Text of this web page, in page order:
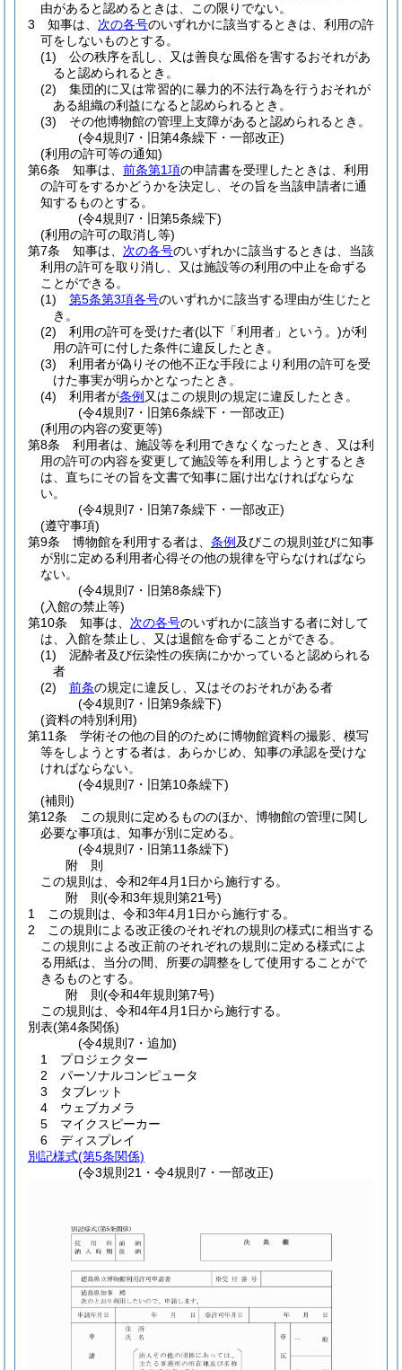
由があると認めるときは、この限りでない。
3
知事は、 次の各号のいずれかに該当するときは、利用の許
可をしないものとする。
(1)
公の秩序を乱し、又は善良な風俗を害するおそれがあ
ると認められるとき。
(2)
集団的に又は常習的に暴力的不法行為を行うおそれが
ある組織の利益になると認められるとき。
(3)
その他博物館の管理上支障があると認められるとき。
(令4規則7・旧第4条繰下・一部改正)
(利用の許可等の通知)
第6条
知事は、 前条第1項の申請書を受理したときは、利用
の許可をするかどうかを決定し、その旨を当該申請者に通
知するものとする。
(令4規則7・旧第5条繰下)
(利用の許可の取消し等)
第7条
知事は、 次の各号のいずれかに該当するときは、当該
利用の許可を取り消し、又は施設等の利用の中止を命ずる
ことができる。
(1)
第5条第3項各号のいずれかに該当する理由が生じたと
き。
(2)
利用の許可を受けた者(以下「利用者」という。)が利
用の許可に付した条件に違反したとき。
(3)
利用者が偽りその他不正な手段により利用の許可を受
けた事実が明らかとなったとき。
(4)
利用者が条例 又はこの規則の規定に違反したとき。
(令4規則7・旧第6条繰下・一部改正)
(利用の内容の変更等)
第8条
利用者は、施設等を利用できなくなったとき、又は利
用の許可の内容を変更して施設等を利用しようとするとき
は、直ちにその旨を文書で知事に届け出なければならな
い。
(令4規則7・旧第7条繰下・一部改正)
(遵守事項)
第9条
博物館を利用する者は、 条例 及びこの規則並びに知事
が別に定める利用者心得その他の規律を守らなければなら
ない。
(令4規則7・旧第8条繰下)
(入館の禁止等)
第10条
知事は、 次の各号のいずれかに該当する者に対して
は、入館を禁止し、又は退館を命ずることができる。
(1)
泥酔者及び伝染性の疾病にかかっていると認められる
者
(2)
前条の規定に違反し、又はそのおそれがある者
(令4規則7・旧第9条繰下)
(資料の特別利用)
第11条
学術その他の目的のために博物館資料の撮影、模写
等をしようとする者は、あらかじめ、知事の承認を受けな
ければならない。
(令4規則7・旧第10条繰下)
(補則)
第12条
この規則に定めるもののほか、博物館の管理に関し
必要な事項は、知事が別に定める。
(令4規則7・旧第11条繰下)
附 則
この規則は、令和2年4月1日から施行する。
附 則(令和3年規則第21号)
1
この規則は、令和3年4月1日から施行する。
2
この規則による改正後のそれぞれの規則の様式に相当する
この規則による改正前のそれぞれの規則に定める様式によ
る用紙は、当分の間、所要の調整をして使用することがで
きるものとする。
附 則(令和4年規則第7号)
この規則は、令和4年4月1日から施行する。
別表(第4条関係)
(令4規則7・追加)
1 プロジェクター
2 パーソナルコンピュータ
3 タブレット
4 ウェブカメラ
5 マイクスピーカー
6 ディスプレイ
別記様式(第5条関係)
(令3規則21・令4規則7・一部改正)